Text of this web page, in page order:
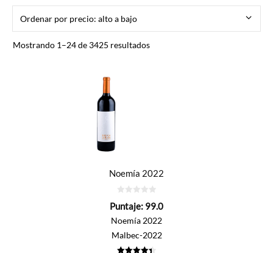
Mostrando 1–24 de 3425 resultadosOrdenado
Noemía 2022
de
Puntaje: 99.0
Noemía 2022
Malbec-2022